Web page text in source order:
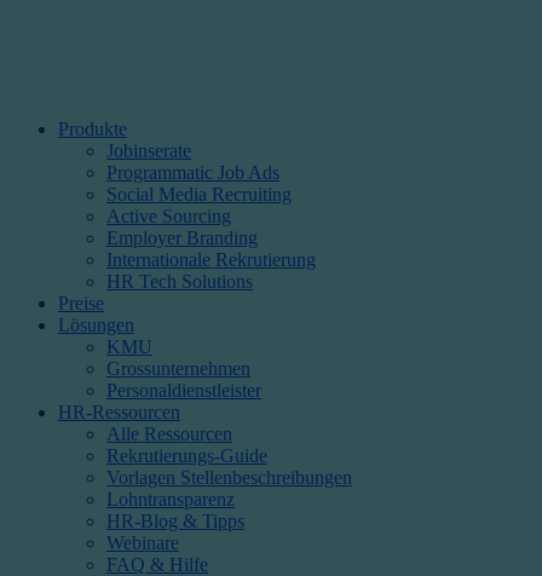
Produkte
Jobinserate
Programmatic Job Ads
Social Media Recruiting
Active Sourcing
Employer Branding
Internationale Rekrutierung
HR Tech Solutions
Preise
Lösungen
KMU
Grossunternehmen
Personaldienstleister
HR-Ressourcen
Alle Ressourcen
Rekrutierungs-Guide
Vorlagen Stellenbeschreibungen
Lohntransparenz
HR-Blog & Tipps
Webinare
FAQ & Hilfe